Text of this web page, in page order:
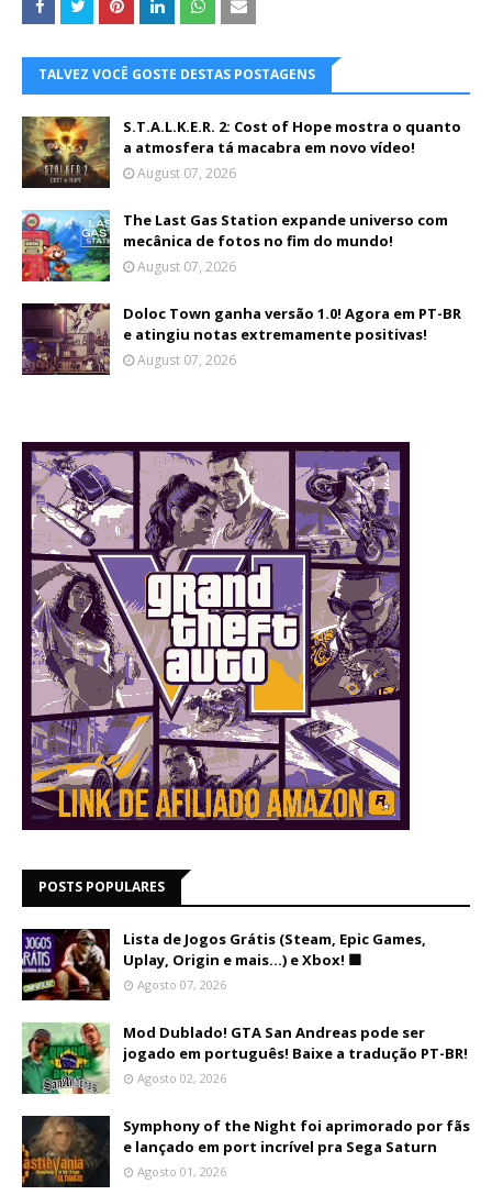
TALVEZ VOCÊ GOSTE DESTAS POSTAGENS
S.T.A.L.K.E.R. 2: Cost of Hope mostra o quanto
a atmosfera tá macabra em novo vídeo!
August 07, 2026
The Last Gas Station expande universo com
mecânica de fotos no fim do mundo!
August 07, 2026
Doloc Town ganha versão 1.0! Agora em PT-BR
e atingiu notas extremamente positivas!
August 07, 2026
POSTS POPULARES
Lista de Jogos Grátis (Steam, Epic Games,
Uplay, Origin e mais...) e Xbox! 🟩
Agosto 07, 2026
Mod Dublado! GTA San Andreas pode ser
jogado em português! Baixe a tradução PT-BR!
Agosto 02, 2026
Symphony of the Night foi aprimorado por fãs
e lançado em port incrível pra Sega Saturn
Agosto 01, 2026